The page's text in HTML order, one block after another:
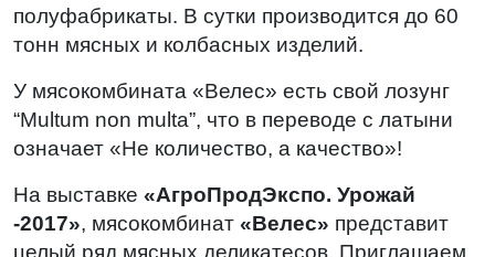
полуфабрикаты. В сутки производится до 60
тонн мясных и колбасных изделий.
У мясокомбината «Велес» есть свой лозунг
“Multum non multa”, что в переводе с латыни
означает «Не количество, а качество»!
На выставке «АгроПродЭкспо. Урожай
-2017», мясокомбинат «Велес» представит
целый ряд мясных деликатесов. Приглашаем